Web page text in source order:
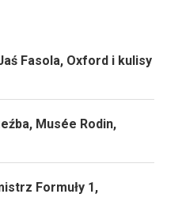
Fasola, Oxford i kulisy
Musée Rodin,
Formuły 1,